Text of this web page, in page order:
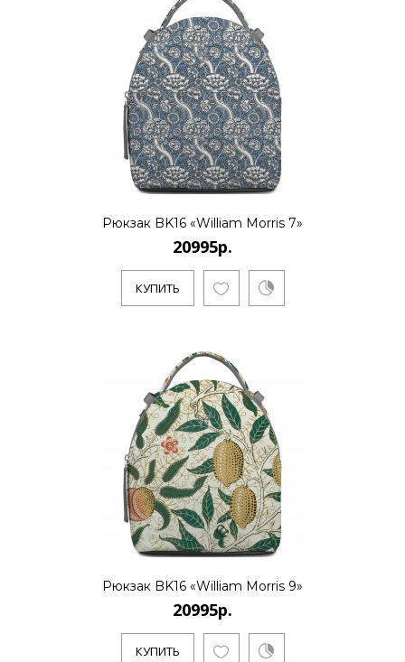
20995р.
..
КУПИТЬ
20995р.
КУПИТЬ
20995р.
..
КУПИТЬ
Рюкзак BK16 «William Morris 7»
20995р.
КУПИТЬ
Рюкзак BK16 «William Morris 9»
20995р.
КУПИТЬ